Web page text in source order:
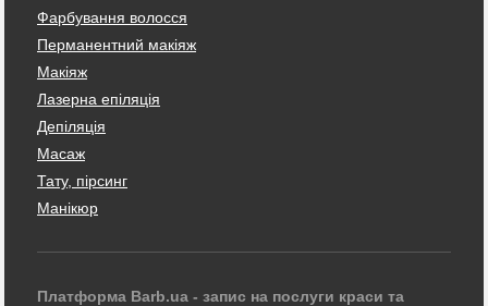
Фарбування волосся
Перманентний макіяж
Макіяж
Лазерна епіляція
Депіляція
Масаж
Тату, пірсинг
Манікюр
Платформа Barb.ua - запис на послуги краси та